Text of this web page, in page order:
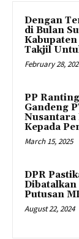
Dengan
di Bulan
Takjil
February 28,
PP
Gandeng
Nusantara
Kepada
March 15, 2025
DPR
Putusan
August 22, 2024